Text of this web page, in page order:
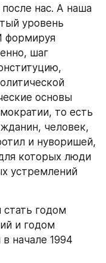
нас. А наша
уровень
формируя
шаг
основы
то есть
человек,
и нуворишей,
которых люди
устремлений
годом
и годом
начале 1994